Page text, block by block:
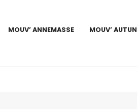
MOUV’ ANNEMASSE MOUV’ AUTUN